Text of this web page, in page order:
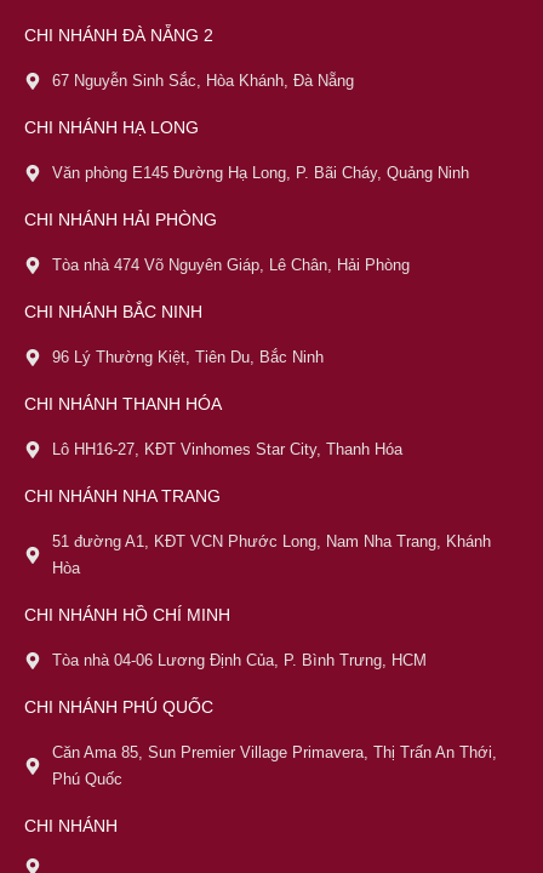
CHI NHÁNH ĐÀ NẴNG 2
67 Nguyễn Sinh Sắc, Hòa Khánh, Đà Nẵng
CHI NHÁNH HẠ LONG
Văn phòng E145 Đường Hạ Long, P. Bãi Cháy, Quảng Ninh
CHI NHÁNH HẢI PHÒNG
Tòa nhà 474 Võ Nguyên Giáp, Lê Chân, Hải Phòng
CHI NHÁNH BẮC NINH
96 Lý Thường Kiệt, Tiên Du, Bắc Ninh
CHI NHÁNH THANH HÓA
Lô HH16-27, KĐT Vinhomes Star City, Thanh Hóa
CHI NHÁNH NHA TRANG
51 đường A1, KĐT VCN Phước Long, Nam Nha Trang, Khánh
Hòa
CHI NHÁNH HỒ CHÍ MINH
Tòa nhà 04-06 Lương Định Của, P. Bình Trưng, HCM
CHI NHÁNH PHÚ QUỐC
Căn Ama 85, Sun Premier Village Primavera, Thị Trấn An Thới,
Phú Quốc
CHI NHÁNH